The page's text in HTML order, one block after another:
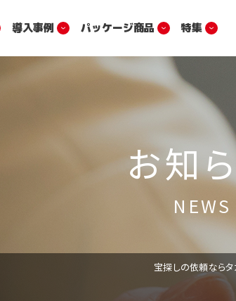
導入事例 パッケージ商品 特集
お知
NEWS
宝探しの依頼ならタ